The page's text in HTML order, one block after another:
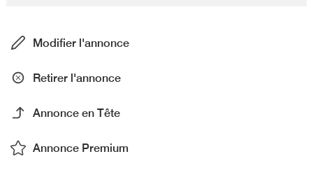
Modifier l'annonce
Retirer l'annonce
Annonce en Tête
Annonce Premium